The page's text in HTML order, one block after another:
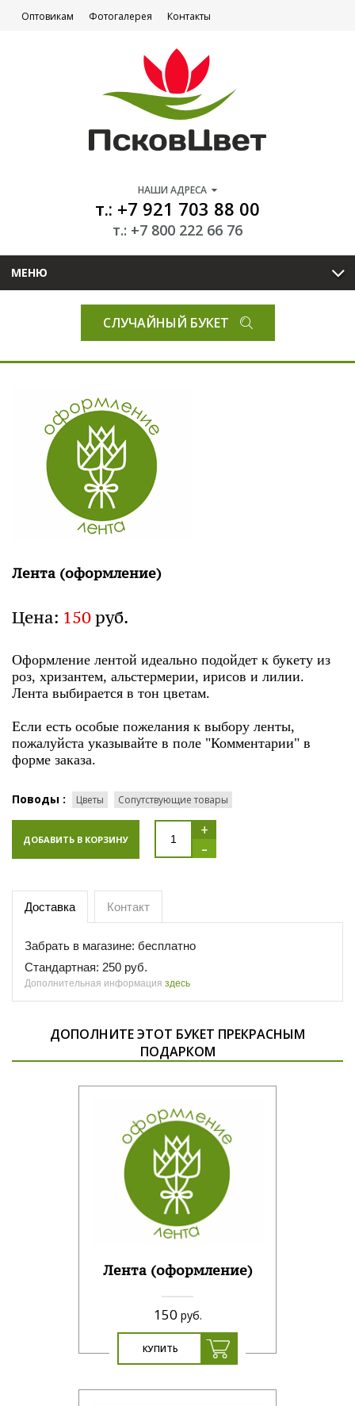
Оптовикам Фотогалерея Контакты
НАШИ АДРЕСА
т.: +7 921 703 88 00
т.: +7 800 222 66 76
МЕНЮ
СЛУЧАЙНЫЙ БУКЕТ
Лента (оформление)
Цена: 150руб.
Оформление лентой идеально подойдет к букету из
роз, хризантем, альстермерии, ирисов и лилии.
Лента выбирается в тон цветам.
Если есть особые пожелания к выбору ленты,
пожалуйста указывайте в поле "Комментарии" в
форме заказа.
Поводы : Цветы Сопутствующие товары
ДОБАВИТЬ В КОРЗИНУ
+
-
Доставка Контакт
Забрать в магазине: бесплатно
Стандартная: 250 руб.
Дополнительная информация здесь
ДОПОЛНИТЕ ЭТОТ БУКЕТ ПРЕКРАСНЫМ
ПОДАРКОМ
Лента (оформление)
150 руб.
КУПИТЬ